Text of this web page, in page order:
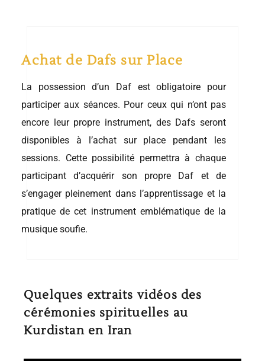
Achat de Dafs sur Place
La possession d’un Daf est obligatoire pour
participer aux séances. Pour ceux qui n’ont pas
encore leur propre instrument, des Dafs seront
disponibles à l’achat sur place pendant les
sessions. Cette possibilité permettra à chaque
participant d’acquérir son propre Daf et de
s’engager pleinement dans l’apprentissage et la
pratique de cet instrument emblématique de la
musique soufie.
Quelques extraits vidéos des
cérémonies spirituelles au
Kurdistan en Iran